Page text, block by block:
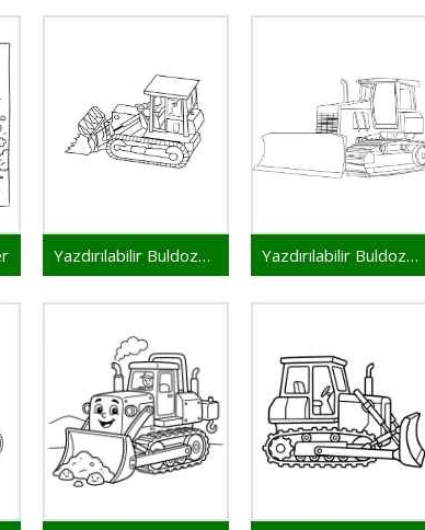
Yazdırılabilir Buldozer Resim Yazdırılabilir Buldozer Çocuklar İçin